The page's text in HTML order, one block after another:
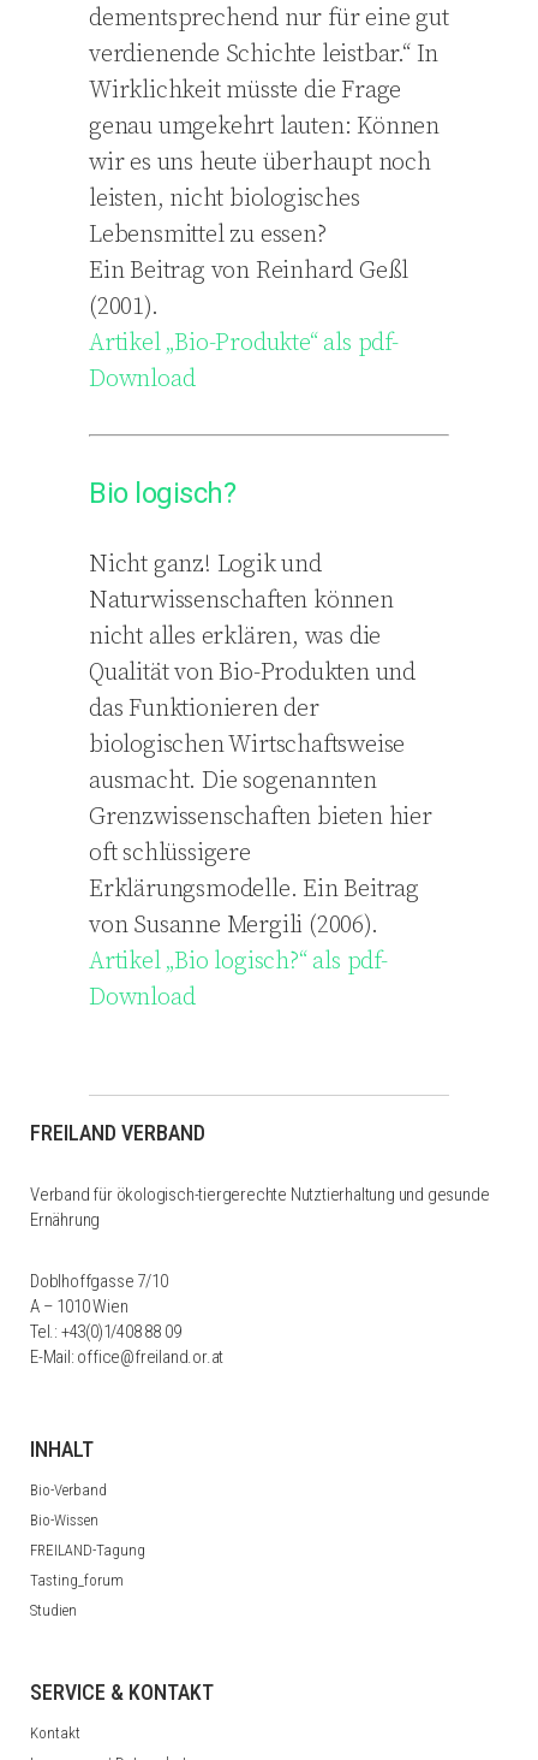
dementsprechend nur für eine gut
verdienende Schichte leistbar.“ In
Wirklichkeit müsste die Frage
genau umgekehrt lauten: Können
wir es uns heute überhaupt noch
leisten, nicht biologisches
Lebensmittel zu essen?
Ein Beitrag von Reinhard Geßl
(2001).
Artikel „Bio-Produkte“ als pdf-
Download
Bio logisch?
Nicht ganz! Logik und
Naturwissenschaften können
nicht alles erklären, was die
Qualität von Bio-Produkten und
das Funktionieren der
biologischen Wirtschaftsweise
ausmacht. Die sogenannten
Grenzwissenschaften bieten hier
oft schlüssigere
Erklärungsmodelle. Ein Beitrag
von Susanne Mergili (2006).
Artikel „Bio logisch?“ als pdf-
Download
FREILAND VERBAND
Verband für ökologisch-tiergerechte Nutztierhaltung und gesunde
Ernährung
Doblhoffgasse 7/10
A – 1010 Wien
Tel.: +43(0)1/408 88 09
E-Mail: office@freiland.or.at
INHALT
Bio-Verband
Bio-Wissen
FREILAND-Tagung
Tasting_forum
Studien
SERVICE & KONTAKT
Kontakt